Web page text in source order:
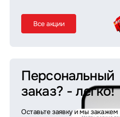
Все акции
Персональный
заказ? - легко!
Оставьте заявку и мы закажем